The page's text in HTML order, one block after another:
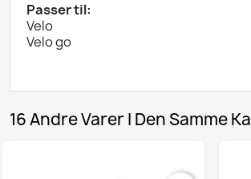
Passer til:
Velo
Velo go
16 Andre Varer I Den Samme